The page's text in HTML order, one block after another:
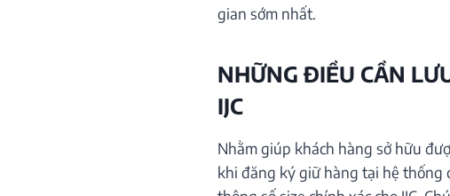
gian sớm nhất.
NHỮNG ĐIỀU CẦN
IJC
Nhằm giúp khách hàng sở hữu
khi đăng ký giữ hàng tại hệ thống